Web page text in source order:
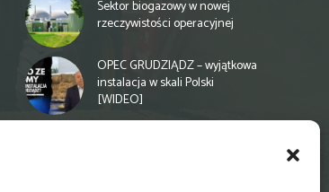
Sektor biogazowy w nowej
rzeczywistości operacyjnej
OPEC GRUDZIĄDZ – wyjątkowa
instalacja w skali Polski
[WIDEO]